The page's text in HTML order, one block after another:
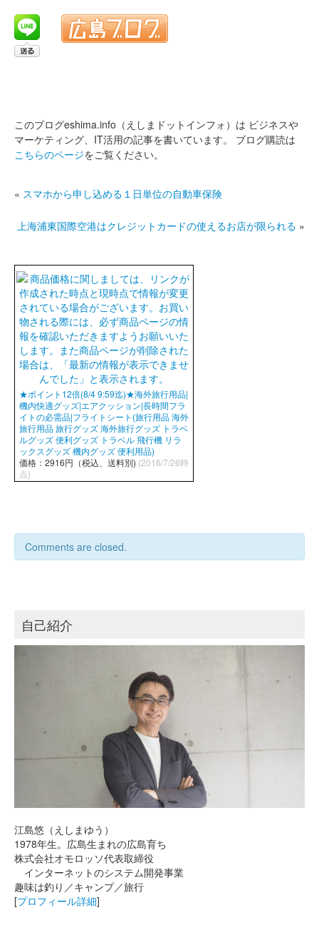
このブログeshima.info（えしまドットインフォ）は ビジネスや
マーケティング、IT活用の記事を書いています。
ブログ購読は
こちらのページをご覧ください。
« スマホから申し込める１日単位の自動車保険
上海浦東国際空港はクレジットカードの使えるお店が限られる »
★ポイント12倍(8/4 9:59迄)★海外旅行用品|
機内快適グッズ|エアクッション|長時間フラ
イトの必需品|フライトシート(旅行用品 海外
旅行用品 旅行グッズ 海外旅行グッズ トラベ
ルグッズ 便利グッズ トラベル 飛行機 リラ
ックスグッズ 機内グッズ 便利用品)
価格：2916円（税込、送料別) (2016/7/26時
点)
Comments are closed.
自己紹介
江島悠（えしまゆう）
1978年生。広島生まれの広島育ち
株式会社オモロッソ代表取締役
インターネットのシステム開発事業
趣味は釣り／キャンプ／旅行
[プロフィール詳細]